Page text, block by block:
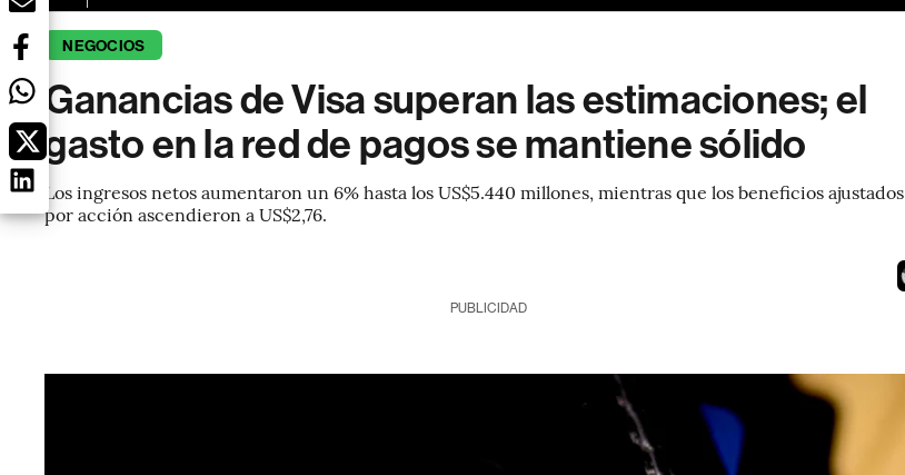
NEGOCIOS
Ganancias de Visa superan las estimaciones; el
gasto en la red de pagos se mantiene sólido
Los ingresos netos aumentaron un 6% hasta los US$5.440 millones, mientras que los beneficios ajustados
por acción ascendieron a US$2,76.
PUBLICIDAD